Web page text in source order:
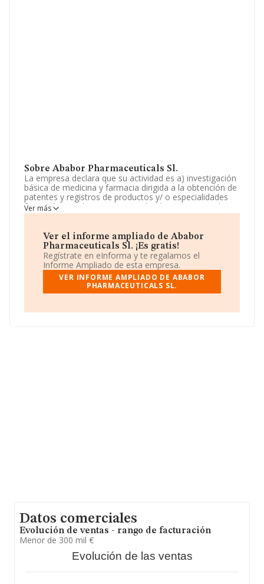
Sobre Ababor Pharmaceuticals Sl.
La empresa declara que su actividad es a) investigación
básica de medicina y farmacia dirigida a la obtención de
patentes y registros de productos y/ o especialidades
farmacéuticas. b) comprar, vender, licenciar, arrendar,
ceder y, en general, realizar cualquier acto de licito
especiali. La sociedad está registrada como Sociedad
Limitada. Tiene CNAE: 2120 - 'Fabricación de
especialidades farmacéuticas'. La empresa no tiene
actividad en mercados exteriores.
La plantilla se ha mantenido igual y atendiendo a los
datos disponibles en INFORMA, el número de
media de sector.
Ver más
Ver el informe ampliado de Ababor
Pharmaceuticals Sl. ¡Es gratis!
Regístrate en eInforma y te regalamos el
Informe Ampliado de esta empresa.
VER INFORME AMPLIADO DE ABABOR
PHARMACEUTICALS SL.
Datos comerciales
Evolución de ventas - rango de facturación
Menor de 300 mil €
Evolución de las ventas